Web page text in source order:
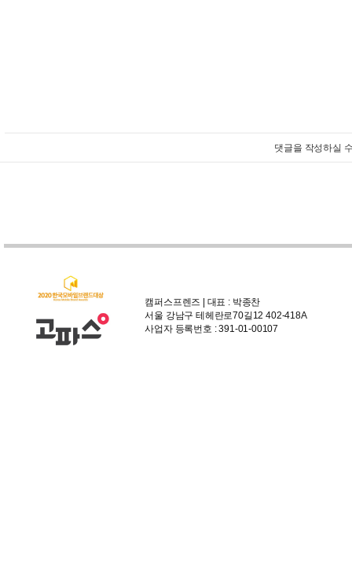
댓글을 작성하실
캠퍼스프렌즈 | 대표 : 박종찬
서울 강남구 테헤란로70길12 402-418A
사업자 등록번호 : 391-01-00107